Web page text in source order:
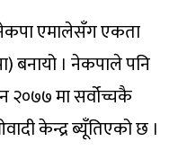
एमालेसँग एकता
बनायो । नेकपाले पनि
२०७७ मा सर्वोच्चकै
केन्द्र ब्यूँतिएको छ ।